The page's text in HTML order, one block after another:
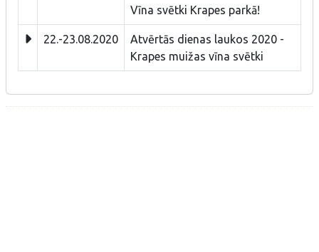
Vīna svētki Krapes parkā!
22.-23.08.2020
Atvērtās dienas laukos 2020 -
Krapes muižas vīna svētki